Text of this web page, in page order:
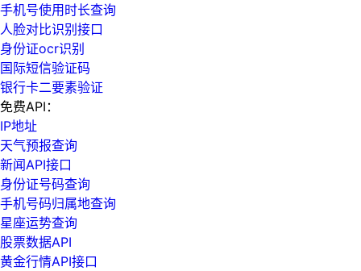
手机号使用时长查询
人脸对比识别接口
身份证ocr识别
国际短信验证码
银行卡二要素验证
免费API：
IP地址
天气预报查询
新闻API接口
身份证号码查询
手机号码归属地查询
星座运势查询
股票数据API
黄金行情API接口